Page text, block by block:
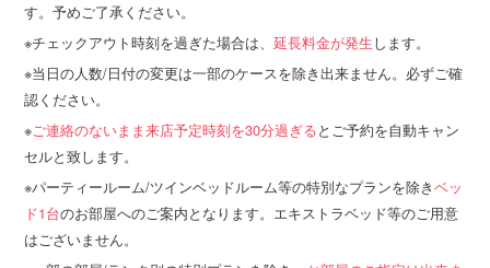
す。予めご了承ください。
チェックアウト時刻を過ぎた場合は、延長料金が発生します。
当日の人数/日付の変更は一部のケースを除き出来ません。必ずご確
認ください。
ご連絡のないまま来店予定時刻を30分過ぎるとご予約を自動キャン
セルと致します。
パーティールーム/ツインベッドルーム等の特別なプランを除きベッ
ド1台のお部屋へのご案内となります。エキストラベッド等のご用意
はございません。